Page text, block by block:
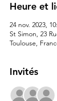
Heure et
24 nov. 2023,
St Simon, 23
Toulouse,
Invités